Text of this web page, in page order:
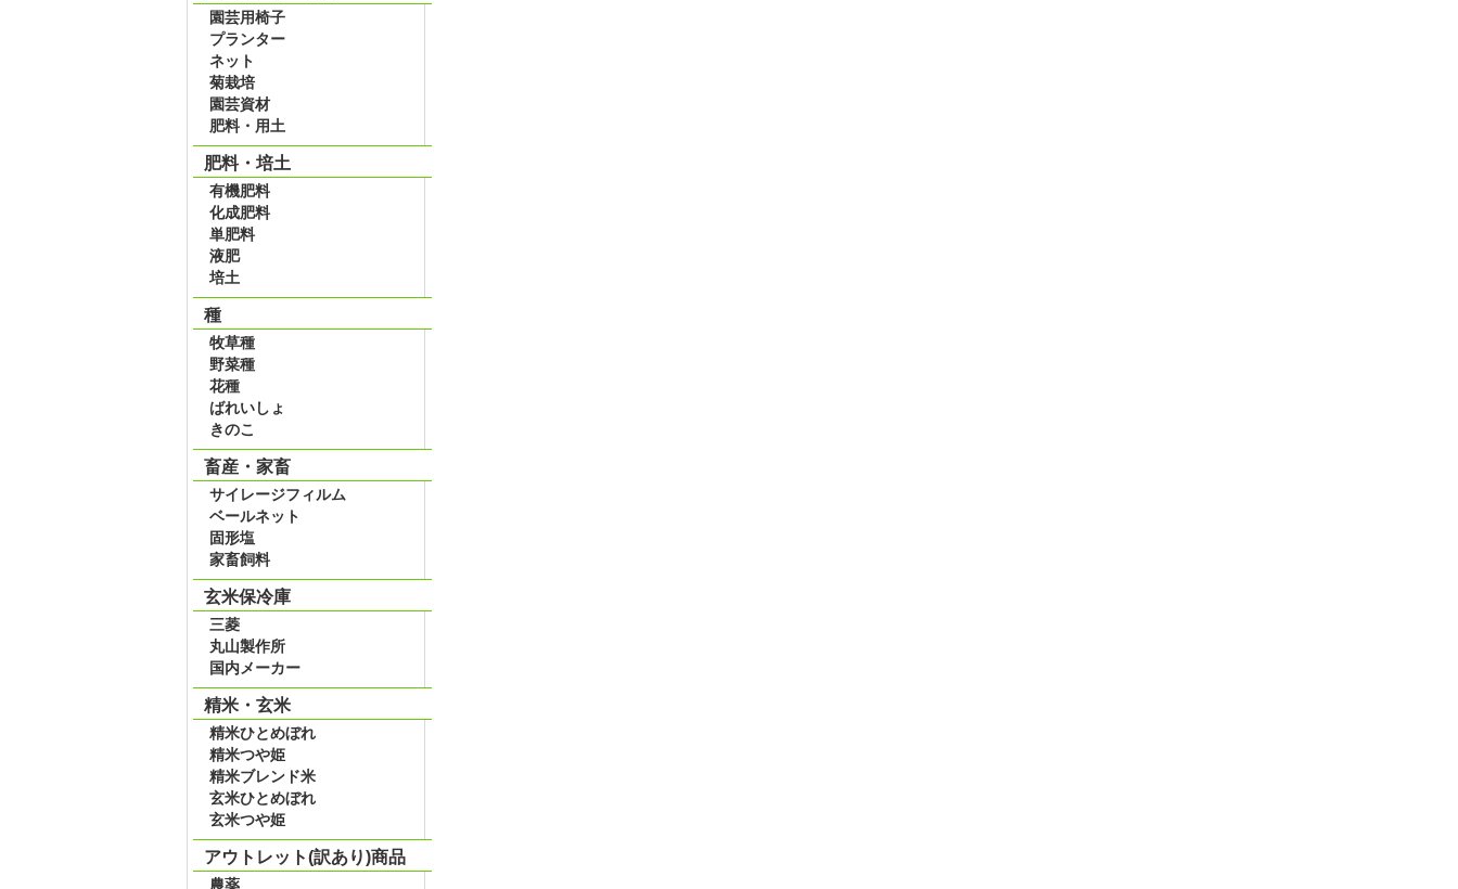
園芸用椅子
プランター
ネット
菊栽培
園芸資材
肥料・用土
肥料・培土
有機肥料
化成肥料
単肥料
液肥
培土
種
牧草種
野菜種
花種
ばれいしょ
きのこ
畜産・家畜
サイレージフィルム
ベールネット
固形塩
家畜飼料
玄米保冷庫
三菱
丸山製作所
国内メーカー
精米・玄米
精米ひとめぼれ
精米つや姫
精米ブレンド米
玄米ひとめぼれ
玄米つや姫
アウトレット(訳あり)商品
農薬